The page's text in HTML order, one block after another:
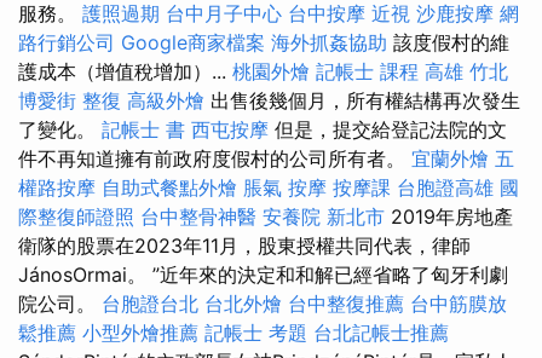
服務。 護照過期 台中月子中心 台中按摩 近視 沙鹿按摩 網
路行銷公司 Google商家檔案 海外抓姦協助 該度假村的維
護成本（增值稅增加）... 桃園外燴 記帳士 課程 高雄 竹北
博愛街 整復 高級外燴 出售後幾個月，所有權結構再次發生
了變化。 記帳士 書 西屯按摩 但是，提交給登記法院的文
件不再知道擁有前政府度假村的公司所有者。 宜蘭外燴 五
權路按摩 自助式餐點外燴 脹氣 按摩 按摩課 台胞證高雄 國
際整復師證照 台中整骨神醫 安養院 新北市 2019年房地產
衛隊的股票在2023年11月，股東授權共同代表，律師
JánosOrmai。 ”近年來的決定和和解已經省略了匈牙利劇
院公司。 台胞證台北 台北外燴 台中整復推薦 台中筋膜放
鬆推薦 小型外燴推薦 記帳士 考題 台北記帳士推薦